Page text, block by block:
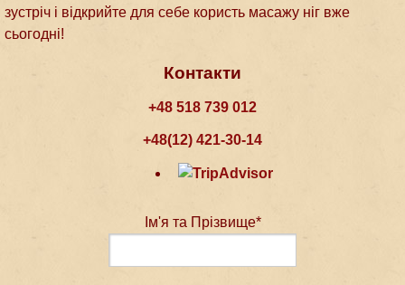
зустріч і відкрийте для себе користь масажу ніг вже
сьогодні!
Контакти
+48 518 739 012
+48(12) 421-30-14
Ім'я та Прізвище*